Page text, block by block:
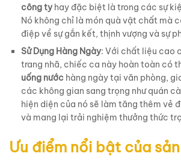
công ty hay đặc biệt là trong các sự
Nó không chỉ là món quà vật chất mà
điệp về sự gắn kết, thịnh vượng và sự
Sử Dụng Hàng Ngày: Với chất liệu cao
trang nhã, chiếc ca này hoàn toàn có
uống nước hàng ngày tại văn phòng,
các không gian sang trọng như quán
hiện diện của nó sẽ làm tăng thêm vẻ
và mang lại trải nghiệm thưởng thức
Ưu điểm nổi bật của